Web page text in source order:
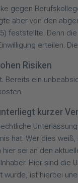
gegen
aber von den
feststellte. Denn
erteilen.
Risiken
Bereits ein
kurzer
hat. Wer dies
sei an den
Hier sind
ist hierbei